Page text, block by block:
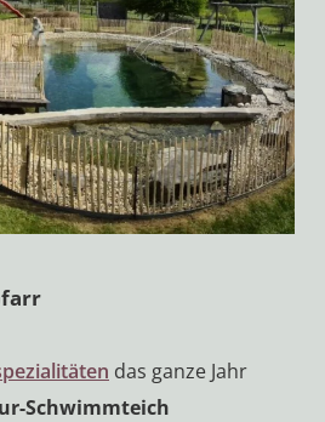
das ganze Jahr
Schwimmteich